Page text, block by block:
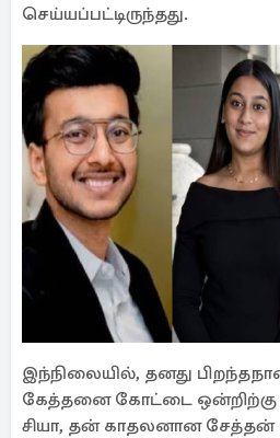
செய்யப்பட்டிருந்தது.
இந்நிலையில், தனது
கேத்தனை கோட்டை
சியா, தன் காதலனான சேத்தன்